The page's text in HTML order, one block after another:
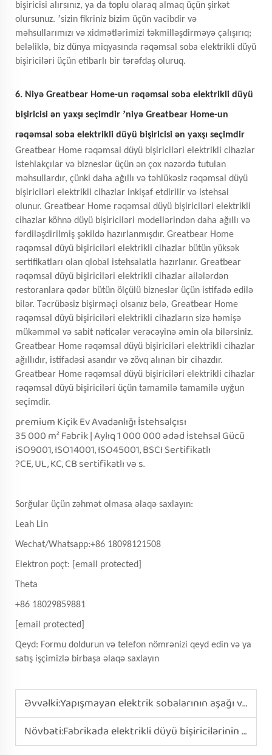
bişiricisi alırsınız, ya da toplu olaraq almaq üçün şirkət
olursunuz. ’sizin fikriniz bizim üçün vacibdir və
məhsullarımızı və xidmətlərimizi təkmilləşdirməyə çalışırıq;
beləliklə, biz dünya miqyasında rəqəmsal soba elektrikli düyü
bişiriciləri üçün etibarlı bir tərəfdaş oluruq.
6. Niyə Greatbear Home-un rəqəmsal soba elektrikli düyü
bişiricisi ən yaxşı seçimdir ’niyə Greatbear Home-un
rəqəmsal soba elektrikli düyü bişiricisi ən yaxşı seçimdir
Greatbear Home rəqəmsal düyü bişiriciləri elektrikli cihazlar
istehlakçılar və bizneslər üçün ən çox nəzərdə tutulan
məhsullardır, çünki daha ağıllı və təhlükəsiz rəqəmsal düyü
bişiriciləri elektrikli cihazlar inkişaf etdirilir və istehsal
olunur. Greatbear Home rəqəmsal düyü bişiriciləri elektrikli
cihazlar köhnə düyü bişiriciləri modellərindən daha ağıllı və
fərdiləşdirilmiş şəkildə hazırlanmışdır. Greatbear Home
rəqəmsal düyü bişiriciləri elektrikli cihazlar bütün yüksək
sertifikatları olan qlobal istehsalatla hazırlanır. Greatbear
rəqəmsal düyü bişiriciləri elektrikli cihazlar ailələrdən
restoranlara qədər bütün ölçülü bizneslər üçün istifadə edilə
bilər. Təcrübəsiz bişirməçi olsanız belə, Greatbear Home
rəqəmsal düyü bişiriciləri elektrikli cihazların sizə həmişə
mükəmməl və sabit nəticələr verəcəyinə əmin ola bilərsiniz.
Greatbear Home rəqəmsal düyü bişiriciləri elektrikli cihazlar
ağıllıdır, istifadəsi asandır və zövq alınan bir cihazdır.
Greatbear Home rəqəmsal düyü bişiriciləri elektrikli cihazlar
rəqəmsal düyü bişiriciləri üçün tamamilə tamamilə uyğun
seçimdir.
premium Kiçik Ev Avadanlığı İstehsalçısı
35 000 m² Fabrik | Aylıq 1 000 000 ədəd İstehsal Gücü
iSO9001, ISO14001, ISO45001, BSCI Sertifikatlı
?CE, UL, KC, CB sertifikatlı və s.
Sorğular üçün zəhmət olmasa əlaqə saxlayın:
Leah Lin
Wechat/Whatsapp:+86 18098121508
Elektron poçt: [email protected]
Theta
+86 18029859881
[email protected]
Qeyd: Formu doldurun və telefon nömrənizi qeyd edin və ya
satış işçimizlə birbaşa əlaqə saxlayın
Əvvəlki:Yapışmayan elektrik sobalarının aşağı və yuxarı sürətləri arasında güc fərqi nədir?
Növbəti:Fabrikada elektrikli düyü bişiricilərinin rəqəmsal ekran interfeysi fərdiləşdirilə bilərmi?